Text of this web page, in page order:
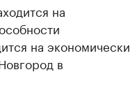
на
на экономически
в